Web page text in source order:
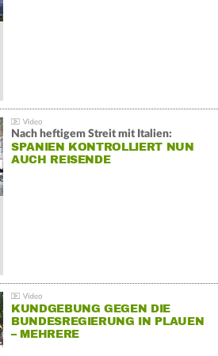
Nach heftigem Streit mit Italien:
SPANIEN KONTROLLIERT NUN
AUCH REISENDE
KUNDGEBUNG GEGEN DIE
BUNDESREGIERUNG IN PLAUEN
– MEHRERE